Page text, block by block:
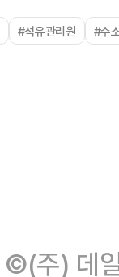
#석유관리원 #수
©(주) 데